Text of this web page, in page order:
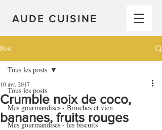
AUDE CUISINE
Post
Tous les posts
Mes gourmandises - Brioches et vien
Mes gourmandises - les biscuits
Tous les posts
Crumble noix de coco,
bananes, fruits rouges
10 avr. 2017